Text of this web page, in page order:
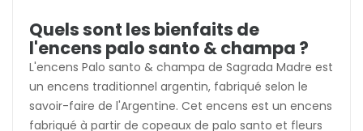
Quels sont les bienfaits de
l'encens palo santo & champa ?
L'encens Palo santo & champa de Sagrada Madre est
un encens traditionnel argentin, fabriqué selon le
savoir-faire de l'Argentine. Cet encens est un encens
fabriqué à partir de copeaux de palo santo et fleurs